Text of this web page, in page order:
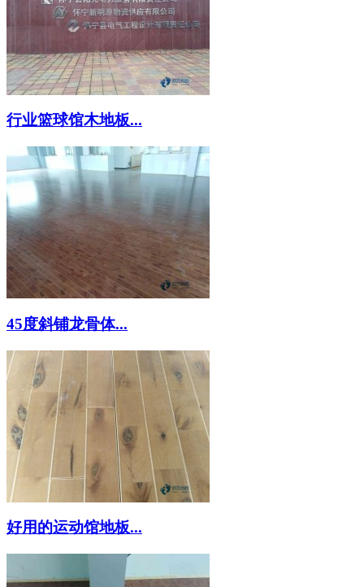
行业篮球馆木地板...
45度斜铺龙骨体...
好用的运动馆地板...